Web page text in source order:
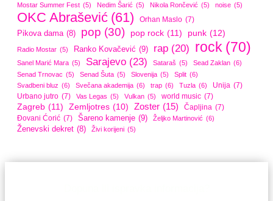
Mostar Summer Fest (5) Nedim Šarić (5) Nikola Rončević (5) noise (5)
OKC Abrašević (61) Orhan Maslo (7)
Pikova dama (8) pop (30) pop rock (11) punk (12)
Radio Mostar (5) Ranko Kovačević (9) rap (20) rock (70)
Sanel Marić Mara (5) Sarajevo (23) Sataraš (5) Sead Zaklan (6)
Senad Trnovac (5) Senad Šuta (5) Slovenija (5) Split (6)
Svadbeni bluz (6) Svečana akademija (6) trap (6) Tuzla (6) Unija (7)
Urbano jutro (7) Vas Legas (5) Vulkan (5) world music (7)
Zagreb (11) Zemljotres (10) Zoster (15) Čapljina (7)
Đovani Ćorić (7) Šareno kamenje (9) Željko Martinović (6)
Ženevski dekret (8) Živi korijeni (5)